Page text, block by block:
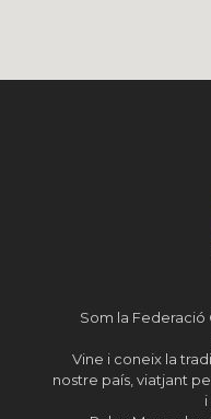
Som la Federació
Vine i coneix la
nostre país, viatjant